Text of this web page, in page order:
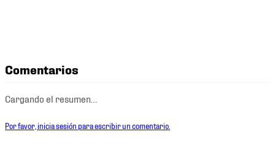
Comentarios
Cargando el resumen…
Por favor, inicia sesión para escribir un comentario.